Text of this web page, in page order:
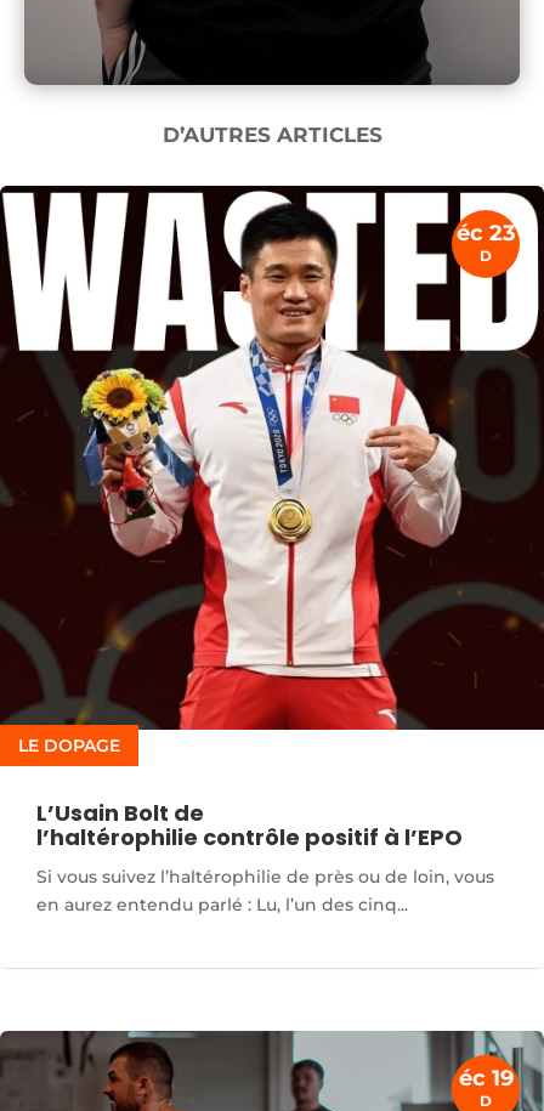
D’AUTRES ARTICLES
L’Usain Bolt de
l’haltérophilie contrôle positif à l’EPO
LE DOPAGE
Si vous suivez l’haltérophilie de près ou de loin, vous
en aurez entendu parlé : Lu, l’un des cinq...
éc 23
D
éc 19
D